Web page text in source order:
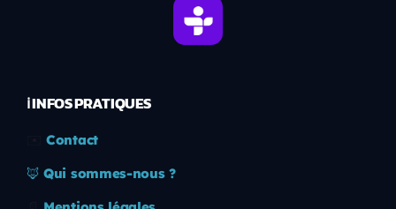
ℹ️ INFOS PRATIQUES
Contact
🦊 Qui sommes-nous ?